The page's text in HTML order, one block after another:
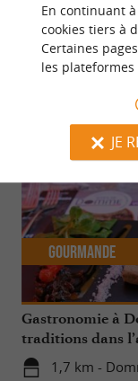
NOUS
Gastronomie à
traditions dans
1,7 km -
Gourmande
En continuant
cookies tiers à
Certaines
les plateformes
JE